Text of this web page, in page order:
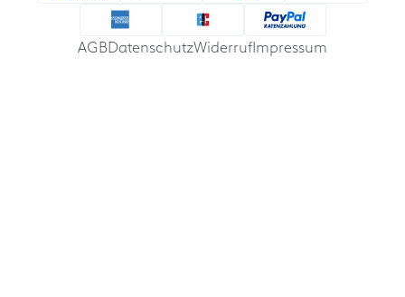
AGBDatenschutzWiderrufImpressum